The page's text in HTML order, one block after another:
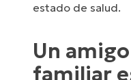
estado de salud.
Un
familiar